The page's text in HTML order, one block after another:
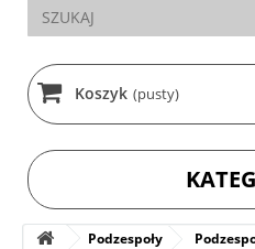
Koszyk (pusty)
Podzespoły